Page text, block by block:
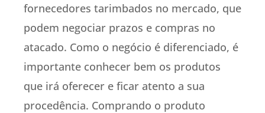
fornecedores tarimbados no mercado, que
podem negociar prazos e compras no
atacado. Como o negócio é diferenciado, é
importante conhecer bem os produtos
que irá oferecer e ficar atento a sua
procedência. Comprando o produto